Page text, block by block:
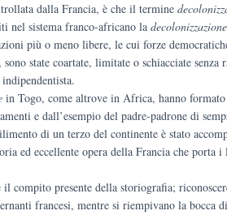
dalla Francia, è che il termine
nel sistema franco-africano la decolonizzazione
più o meno libere, le cui forze
state coartate, limitate o schiacciate senza
in Togo, come altrove in Africa, hanno
e dall’esempio del padre-padrone di
di un terzo del continente è stato
ed eccellente opera della Francia che porta
compito presente della storiografia;
francesi, mentre si riempivano la bocca